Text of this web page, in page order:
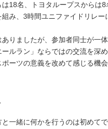
18名、トヨタループスからは8
み、3時間ユニファイドリレー
りましたが、参加者同士が一体
ールラン」ならではの交流を深
ーツの意義を改めて感じる機
と一緒に何かを行うのは初めて